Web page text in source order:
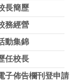
長簡歷
務經營
動集錦
任校長
子佈告欄刊登申請